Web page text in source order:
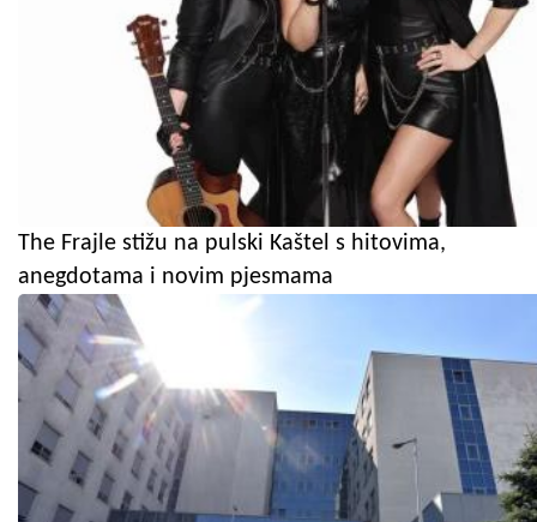
The Frajle stižu na pulski Kaštel s hitovima,
anegdotama i novim pjesmama